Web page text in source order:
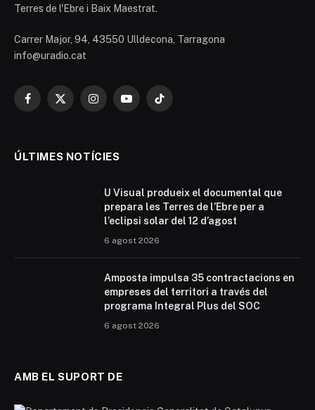
Terres de l'Ebre i Baix Maestrat.
Carrer Major, 94, 43550 Ulldecona, Tarragona
info@uradio.cat
Facebook
X
InstagramYouTubeTikTok
ÚLTIMES NOTÍCIES
U Visual produeix el documental que
prepara les Terres de l’Ebre per a
l’eclipsi solar del 12 d’agost
6 agost 2026
Amposta impulsa 35 contractacions en
empreses del territori a través del
programa Integral Plus del SOC
6 agost 2026
AMB EL SUPORT DE